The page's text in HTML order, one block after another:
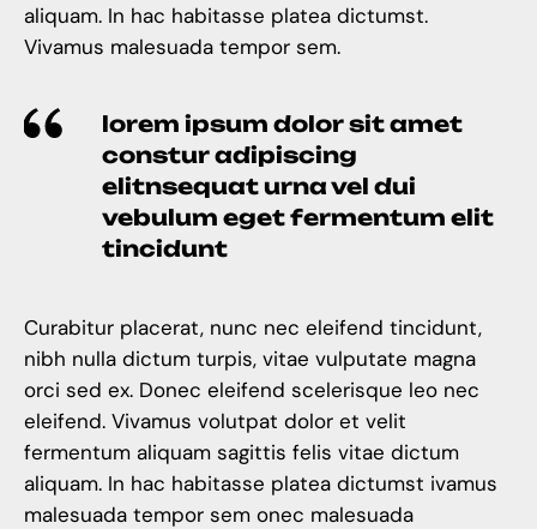
aliquam. In hac habitasse platea dictumst.
Vivamus malesuada tempor sem.
lorem ipsum dolor sit amet
constur adipiscing
elitnsequat urna vel dui
vebulum eget fermentum elit
tincidunt
Curabitur placerat, nunc nec eleifend tincidunt,
nibh nulla dictum turpis, vitae vulputate magna
orci sed ex. Donec eleifend scelerisque leo nec
eleifend. Vivamus volutpat dolor et velit
fermentum aliquam sagittis felis vitae dictum
aliquam. In hac habitasse platea dictumst ivamus
malesuada tempor sem onec malesuada